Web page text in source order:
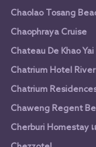
Chaolao Tosang
Chaophraya Cruise
Chateau De Khao Yai
Chatrium Hotel
Chatrium
Chaweng Regent
Cherburi Homestay